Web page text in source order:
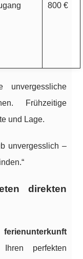
800 €
Frühzeitige
und Lage.
unvergesslich –
direkten
ferienunterkunft
perfekten